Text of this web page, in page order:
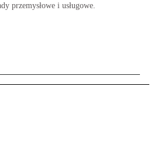
przemysłowe i usługowe.